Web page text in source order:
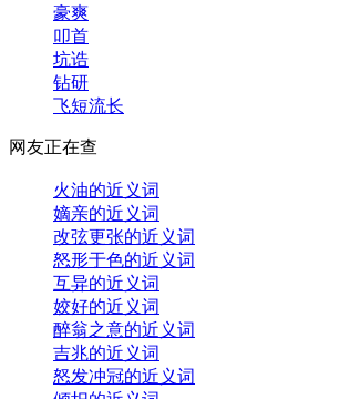
豪爽
叩首
坑诰
钻研
飞短流长
网友正在查
火油的近义词
嫡亲的近义词
改弦更张的近义词
怒形于色的近义词
互异的近义词
姣好的近义词
醉翁之意的近义词
吉兆的近义词
怒发冲冠的近义词